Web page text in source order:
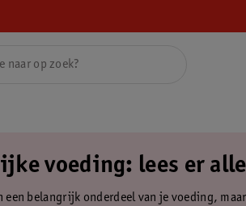
voeding: lees er
een belangrijk onderdeel van je voeding,